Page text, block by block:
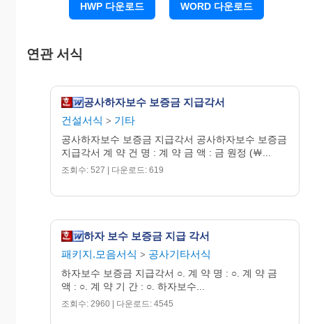
: (인)
○○○○ 귀하---
HWP 다운로드 WORD 다운로드
연관 서식
공사하자보수 보증금 지급각서
건설서식 > 기타
공사하자보수 보증금 지급각서 공사하자보수 보증금
지급각서 계 약 건 명 : 계 약 금 액 : 금 원정 (￦...
조회수: 527 | 다운로드: 619
하자 보수 보증금 지급 각서
패키지.모음서식 > 공사기타서식
하자보수 보증금 지급각서 ○. 계 약 명 : ○. 계 약 금
액 : ○. 계 약 기 간 : ○. 하자보수...
조회수: 2960 | 다운로드: 4545